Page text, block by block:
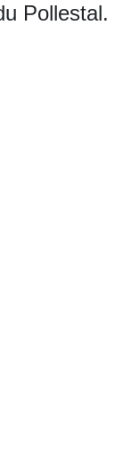
Pollestal.